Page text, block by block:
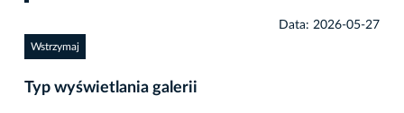
Data: 2026-05-27
Wstrzymaj
Typ wyświetlania galerii